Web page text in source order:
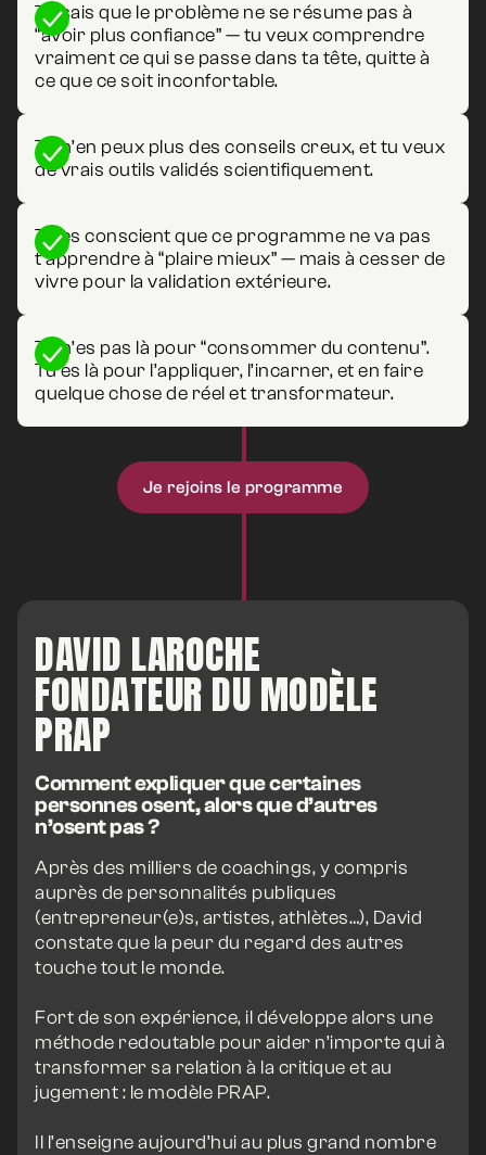
Tu sais que le problème ne se résume pas à
“avoir plus confiance” — tu veux comprendre
vraiment ce qui se passe dans ta tête, quitte à
ce que ce soit inconfortable.
Tu n’en peux plus des conseils creux, et tu veux
de vrais outils validés scientifiquement.
Tu es conscient que ce programme ne va pas
t’apprendre à “plaire mieux” — mais à cesser de
vivre pour la validation extérieure.
Tu n’es pas là pour “consommer du contenu”.
Tu es là pour l’appliquer, l’incarner, et en faire
quelque chose de réel et transformateur.
Je rejoins le programme
DAVID LAROCHE
FONDATEUR DU MODÈLE
PRAP
Comment expliquer que certaines
personnes osent, alors que d’autres
n’osent pas ?
Après des milliers de coachings, y compris
auprès de personnalités publiques
(entrepreneur(e)s, artistes, athlètes…), David
constate que la peur du regard des autres
touche tout le monde.
Fort de son expérience, il développe alors une
méthode redoutable pour aider n’importe qui à
transformer sa relation à la critique et au
jugement : le modèle PRAP.
Il l’enseigne aujourd’hui au plus grand nombre